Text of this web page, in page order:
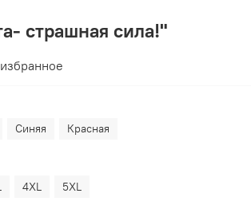
страшная сила!"
Синяя Красная
4XL 5XL